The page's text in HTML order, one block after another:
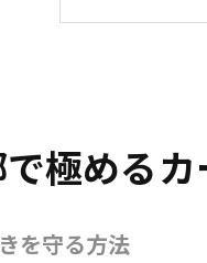
都市
施工
極める
を守る方法